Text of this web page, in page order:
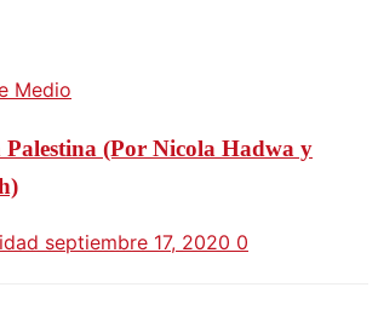
Medio
(Por Nicola Hadwa y
septiembre 17, 2020 0